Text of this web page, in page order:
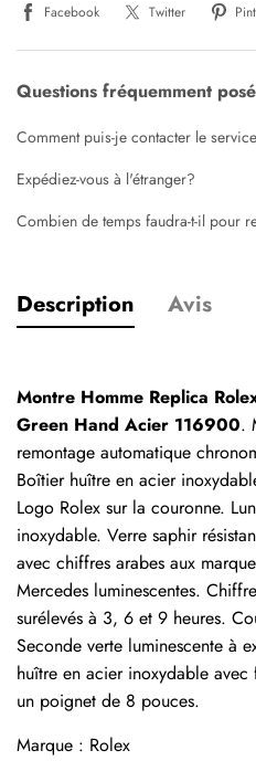
Facebook Twitter
Questions fréquemment
Comment puis-je contacter le
Expédiez-vous à l'étranger?
Combien de temps faudra-t-il pour
Description Avis
Montre Homme Replica
Green Hand Acier 116900.
remontage automatique
Boîtier huître en acier
Logo Rolex sur la couronne.
inoxydable. Verre saphir
avec chiffres arabes aux
Mercedes luminescentes.
surélevés à 3, 6 et 9 heures.
Seconde verte luminescente à
huître en acier inoxydable
un poignet de 8 pouces.
Marque : Rolex